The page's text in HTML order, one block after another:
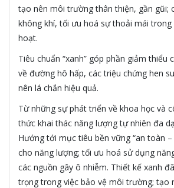
tạo nên môi trường thân thiện, gần gũi;
không khí, tối ưu hoá sự thoải mái trong
hoạt.
Tiêu chuẩn “xanh” góp phần giảm thiểu
về đường hô hấp, các triệu chứng hen
nên lá chắn hiệu quả.
Từ những sự phát triển về khoa học và
thức khai thác năng lượng tự nhiên đa
Hướng tới mục tiêu bền vững “an toàn
cho năng lượng; tối ưu hoá sử dụng
các nguồn gây ô nhiễm. Thiết kế xanh
trọng trong việc bảo vệ môi trường; tạo